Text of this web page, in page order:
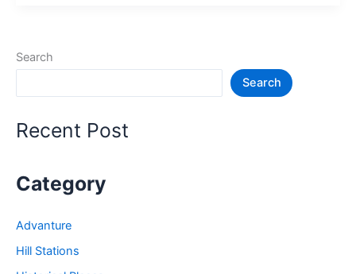
जगह
Places
Search
Search
Recent Post
Category
Advanture
Hill Stations